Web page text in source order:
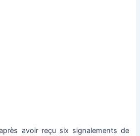
avoir reçu six signalements de